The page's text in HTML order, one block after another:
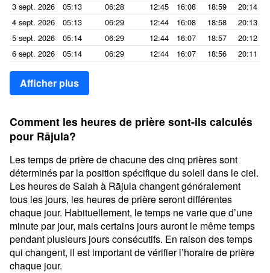
3 sept. 2026
05:13 06:28 12:45 16:08 18:59
20:14
4 sept. 2026
05:13 06:29 12:44 16:08 18:58
20:13
5 sept. 2026
05:14 06:29 12:44 16:07 18:57
20:12
6 sept. 2026
05:14 06:29 12:44 16:07 18:56 20:11
Afficher plus
Comment les heures de prière sont-ils calculés
pour Rājula?
Les temps de prière de chacune des cinq prières sont
déterminés par la position spécifique du soleil dans le ciel.
Les heures de Salah à Rājula changent généralement
tous les jours, les heures de prière seront différentes
chaque jour. Habituellement, le temps ne varie que d’une
minute par jour, mais certains jours auront le même temps
pendant plusieurs jours consécutifs. En raison des temps
qui changent, il est important de vérifier l’horaire de prière
chaque jour.